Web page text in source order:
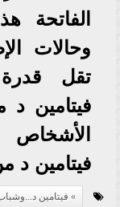
الفاتحة
وحالات
تقل
فيتامين
الأشخاص
فيتامين
فيتامين